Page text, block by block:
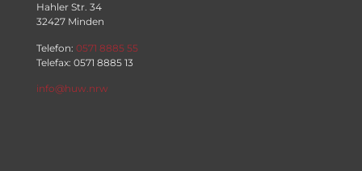
Hahler Str. 34
32427 Minden
Telefon: 0571 8885 55
Telefax: 0571 8885 13
info@huw.nrw